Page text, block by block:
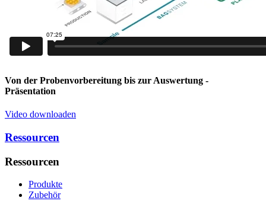
Von der Probenvorbereitung bis zur Auswertung -
Präsentation
Video downloaden
Ressourcen
Ressourcen
Produkte
Zubehör